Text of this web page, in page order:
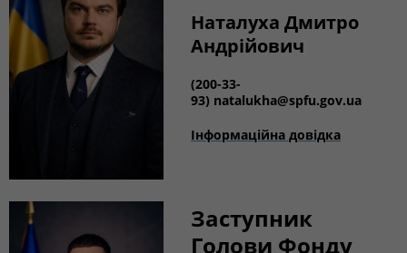
Наталуха Дмитро
Андрійович
(200-33-
93) natalukha@spfu.gov.ua
Інформаційна довідка
Заступник
Голови Фонду